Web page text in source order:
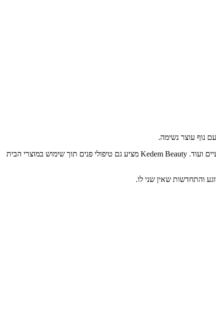
ועוד. Kedem Beauty מציע גם טיפולי פנים תוך שימוש במוצרי הבית
והתחדשות שאין שני לו.